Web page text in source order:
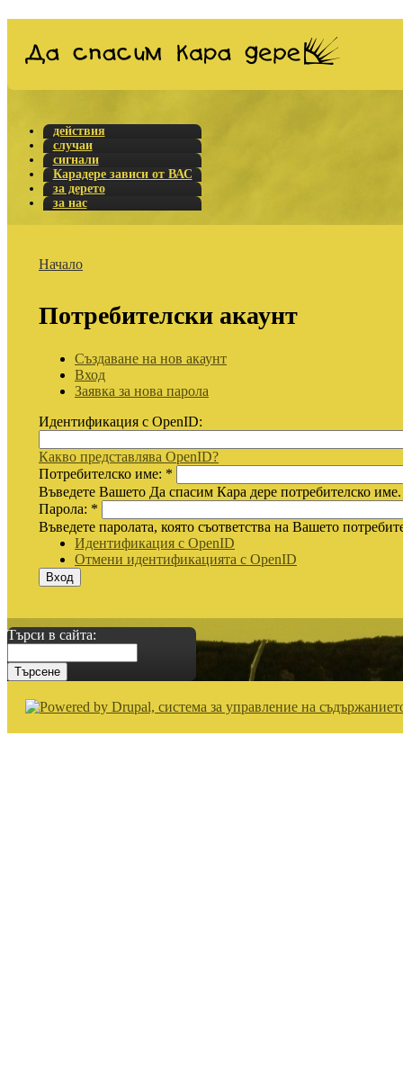
действия
случаи
сигнали
Карадере зависи от ВАС
за дерето
за нас
Начало
Потребителски акаунт
Създаване на нов акаунт
Вход
Заявка за нова парола
Идентификация с OpenID:
Какво представлява OpenID?
Потребителско име: *
Въведете Вашето Да спасим Кара дере потребителско име.
Парола: *
Въведете паролата, която съответства на Вашето
Идентификация с OpenID
Отмени идентификацията с OpenID
Търси в сайта: